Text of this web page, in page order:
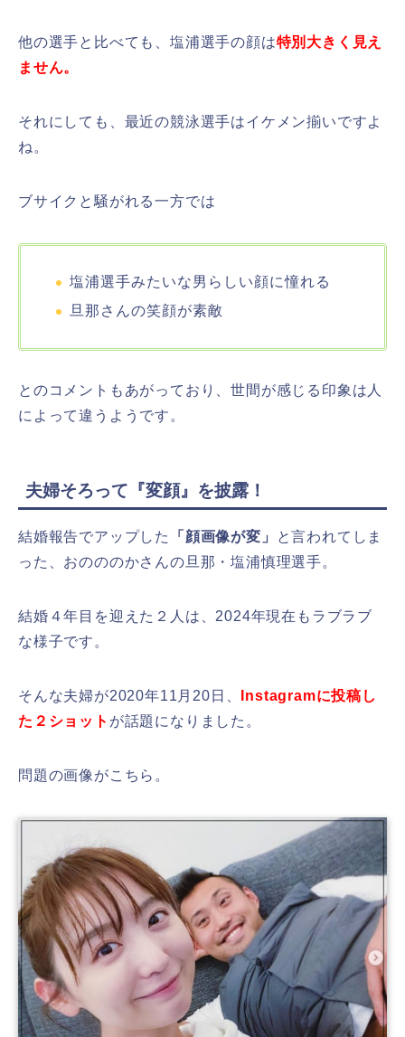
他の選手と比べても、塩浦選手の顔は特別大きく見え
ません。
それにしても、最近の競泳選手はイケメン揃いですよ
ね。
ブサイクと騒がれる一方では
塩浦選手みたいな男らしい顔に憧れる
旦那さんの笑顔が素敵
とのコメントもあがっており、世間が感じる印象は人
によって違うようです。
夫婦そろって『変顔』を披露！
結婚報告でアップした 「顔画像が変」
と言われてしま
った、おのののかさんの旦那・塩浦慎理選手。
結婚４年目を迎えた２人は、2024年現在もラブラブ
な様子です。
そんな夫婦が2020年11月20日、
Instagramに投稿し
た２ショット が話題になりました。
問題の画像がこちら。